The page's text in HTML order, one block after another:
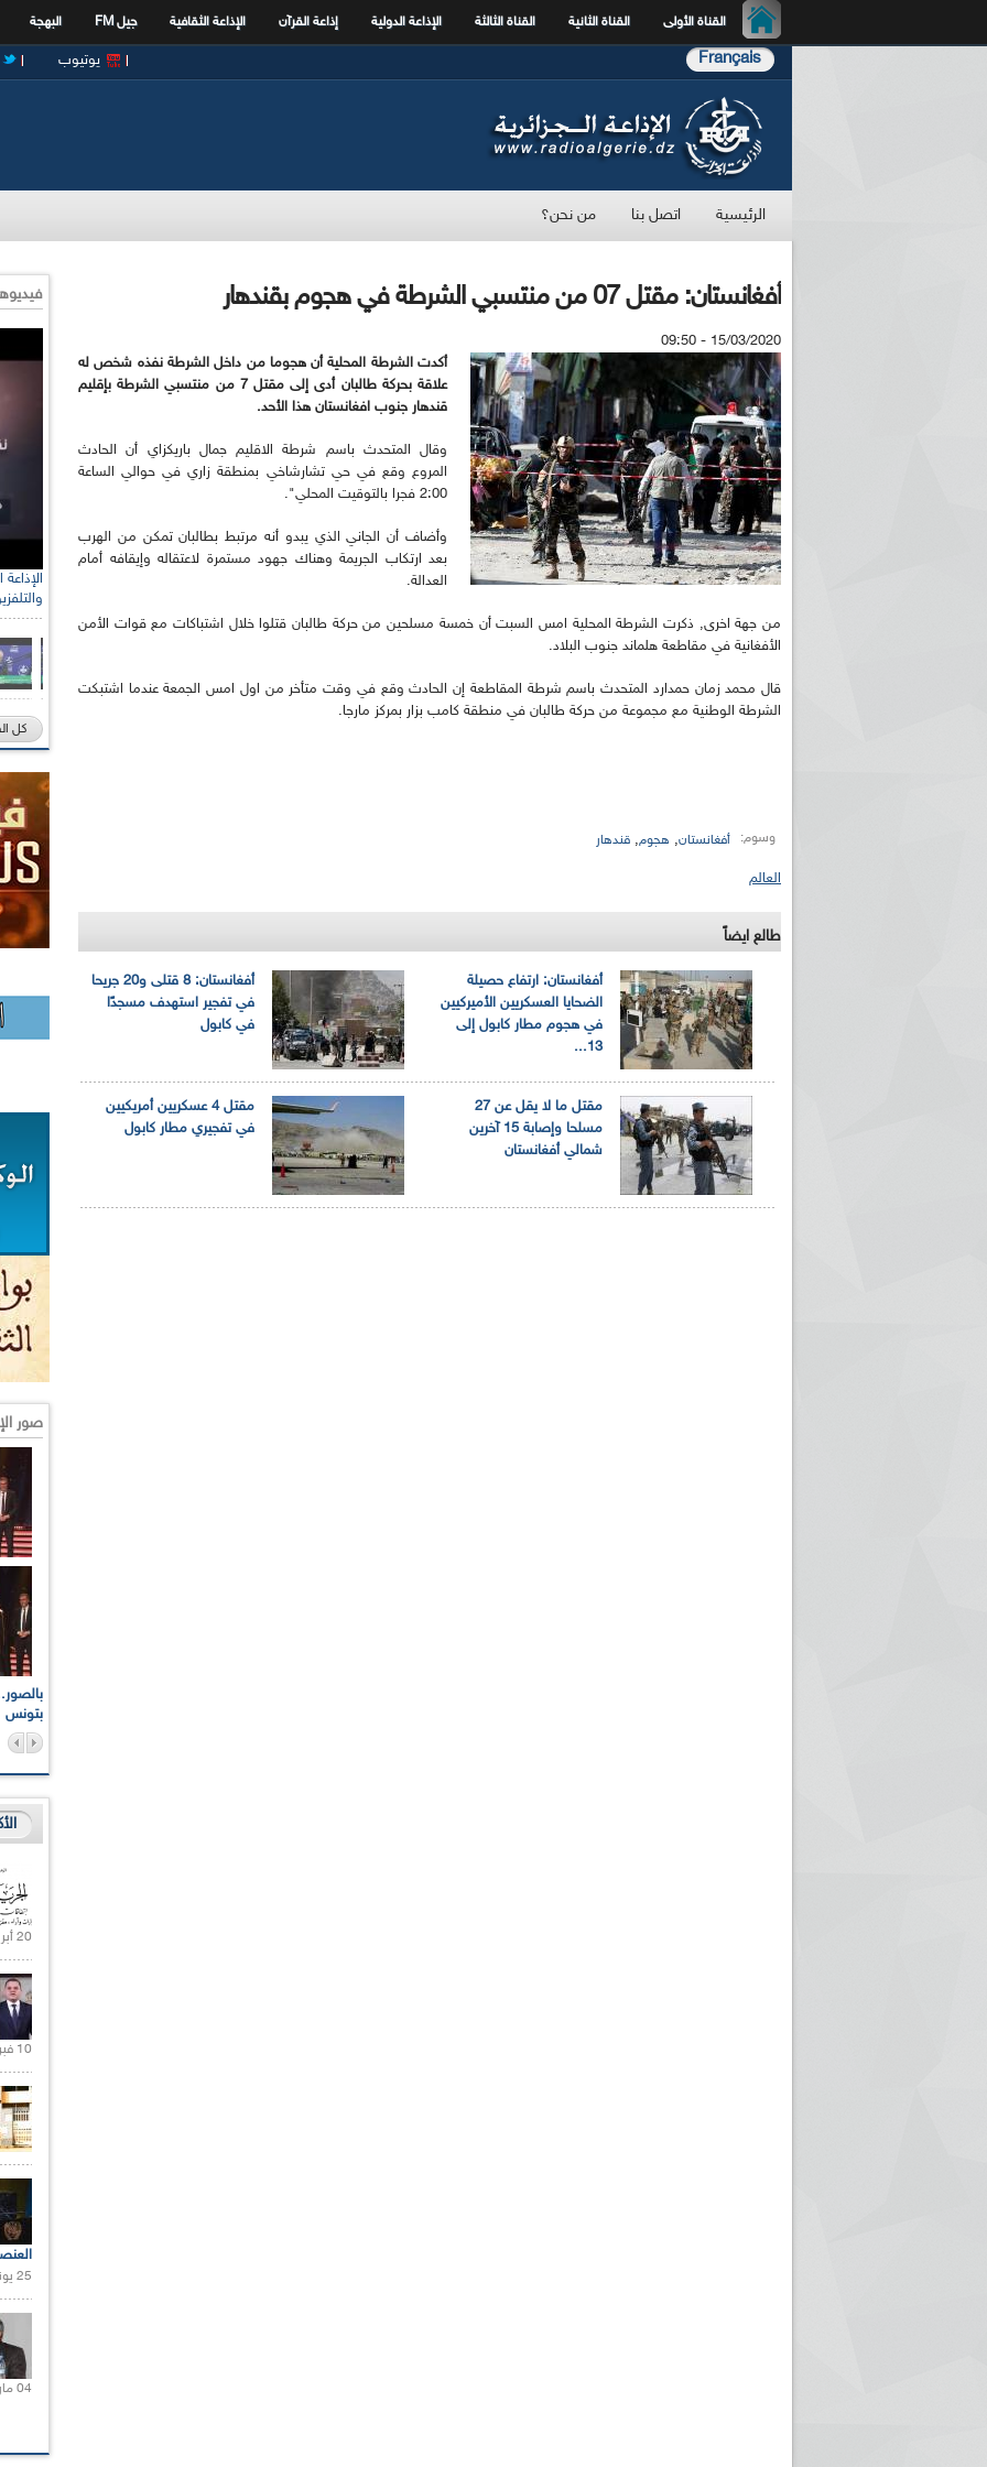
القناة الأولى القناة الثانية القناة الثالثة الإذاعة الدولية إذاعة القرآن الإذاعة الثقافية جيل FM البهجة
Français يوتيوب
الرئيسية اتصل بنا من نحن؟
أفغانستان: مقتل 07 من منتسبي الشرطة في هجوم بقندهار
15/03/2020 - 09:50
أكدت الشرطة المحلية أن هجوما من داخل الشرطة نفذه شخص له
علاقة بحركة طالبان أدى إلى مقتل 7 من منتسبي الشرطة بإقليم
قندهار جنوب افغانستان هذا الأحد.
وقال المتحدث باسم شرطة الاقليم جمال باريكزاي أن الحادث
المروع وقع في حي تشارشاخي بمنطقة زاري في حوالي الساعة
2:00 فجرا بالتوقيت المحلي".
وأضاف أن الجاني الذي يبدو أنه مرتبط بطالبان تمكن من الهرب
بعد ارتكاب الجريمة وهناك جهود مستمرة لاعتقاله وإيقافه أمام
العدالة.
من جهة اخرى, ذكرت الشرطة المحلية امس السبت أن خمسة مسلحين من حركة طالبان قتلوا خلال اشتباكات مع قوات الأمن
الأفغانية في مقاطعة هلماند جنوب البلاد.
قال محمد زمان حمدارد المتحدث باسم شرطة المقاطعة إن الحادث وقع في وقت متأخر من اول امس الجمعة عندما اشتبكت
الشرطة الوطنية مع مجموعة من حركة طالبان في منطقة كامب بزار بمركز مارجا.
وسوم: أفغانستان, هجوم, قندهار
العالم
طالع ايضاً
أفغانستان: 8 قتلى و20 جريحا
في تفجير استهدف مسجدًا
في كابول
أفغانستان: ارتفاع حصيلة
الضحايا العسكريين الأميركيين
في هجوم مطار كابول إلى
13...
مقتل 4 عسكريين أمريكيين
في تفجيري مطار كابول
مقتل ما لا يقل عن 27
مسلحا وإصابة 15 آخرين
شمالي أفغانستان
كل
صور
بتونس
20 أبريل 2021 |
10 فبراير 2021 |
25 يونيو 2021 |
04 مارس 2020 |